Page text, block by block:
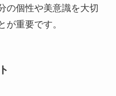
の個性や美意識を大切
が重要です。